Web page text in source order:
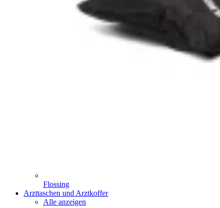
Flossing
Arzttaschen und Arztkoffer
Alle anzeigen